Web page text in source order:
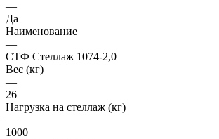
—
Да
Наименование
—
СТФ Стеллаж 1074-2,0
Вес (кг)
—
26
Нагрузка на стеллаж (кг)
—
1000